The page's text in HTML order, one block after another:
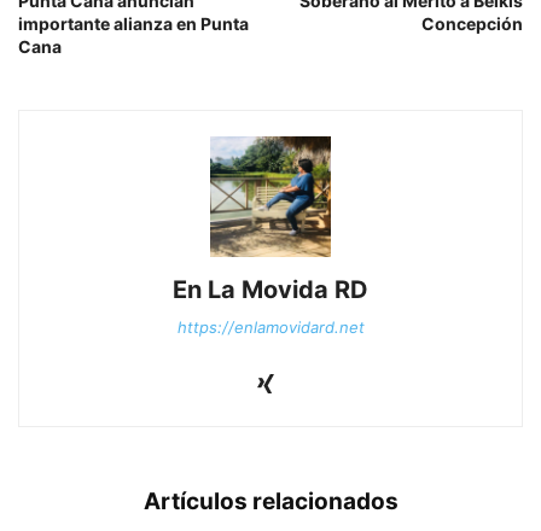
importante alianza en Punta
Cana
Concepción
En La Movida RD
https://enlamovidard.net
Artículos relacionados